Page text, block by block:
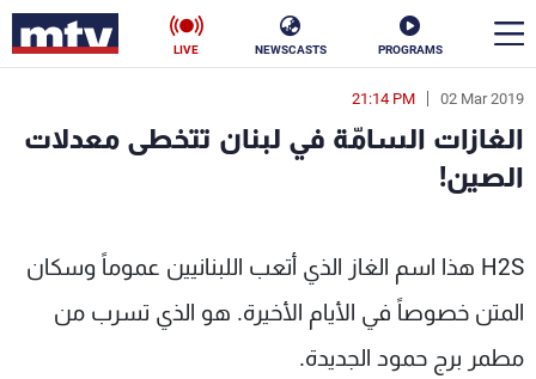
PROGRAMS
NEWSCASTS
LIVE
02 Mar 2019
21:14 PM
الغازات السامّة في لبنان تتخطى معدلات
الصين!
H2S هذا اسم الغاز الذي أتعب اللبنانيين عموماً وسكان
المتن خصوصاً في الأيام الأخيرة. هو الذي تسرب من
مطمر برج حمود الجديدة.
en
الأخبار
إقتصاد فن
منوعات رياضة